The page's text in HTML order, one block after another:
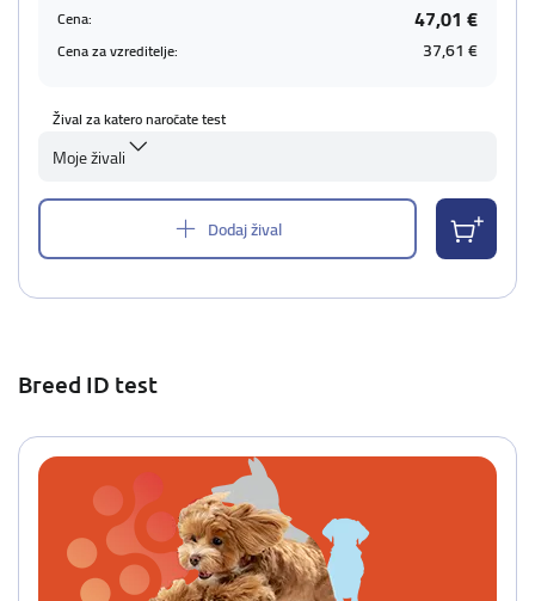
Cena: 47,01 €
Cena za vzreditelje: 37,61 €
Žival za katero naročate test
Moje živali
Dodaj žival
Breed ID test